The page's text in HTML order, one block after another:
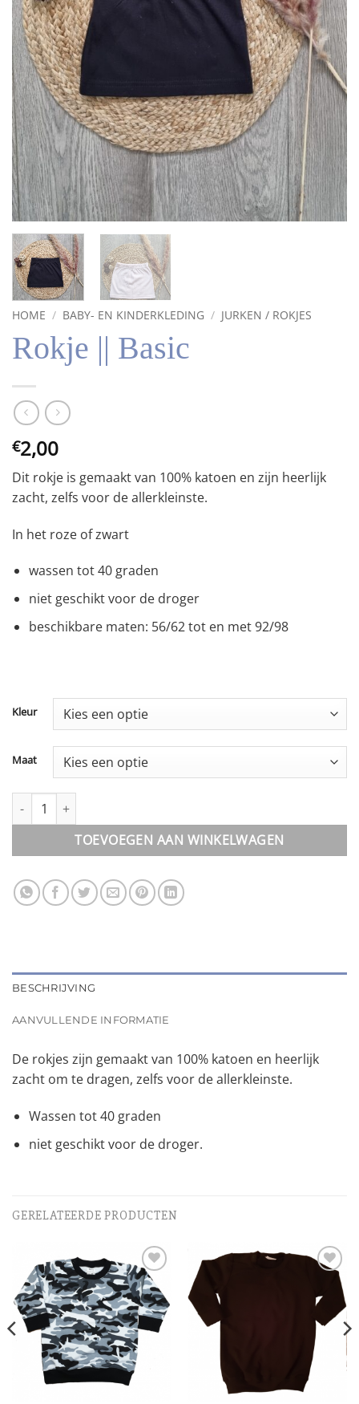
HOME / BABY- EN KINDERKLEDING / JURKEN / ROKJES
Rokje || Basic
€2,00
Dit rokje is gemaakt van 100% katoen en zijn heerlijk
zacht, zelfs voor de allerkleinste.
In het roze of zwart
wassen tot 40 graden
niet geschikt voor de droger
beschikbare maten: 56/62 tot en met 92/98
Kleur
Maat
Rokje || Basic aantal
TOEVOEGEN AAN WINKELWAGEN
BESCHRIJVING
AANVULLENDE INFORMATIE
De rokjes zijn gemaakt van 100% katoen en heerlijk
zacht om te dragen, zelfs voor de allerkleinste.
Wassen tot 40 graden
niet geschikt voor de droger.
GERELATEERDE PRODUCTEN
Toevoegen
aan
wenslijst
Toevoegen
wenslijst